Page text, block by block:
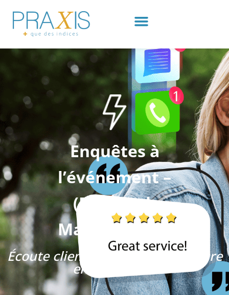
Enquêtes à
l’événement –
(Feedback
Management)
Écoute client en continu et mesure
en temps réel